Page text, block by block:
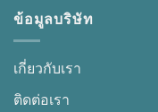
ข้อมูลบริษัท
เกี่ยวกับเรา
ติดต่อเรา